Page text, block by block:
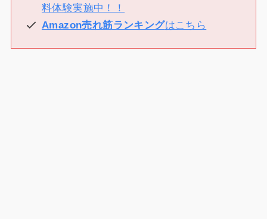
料体験実施中！！
Amazon売れ筋ランキングはこちら